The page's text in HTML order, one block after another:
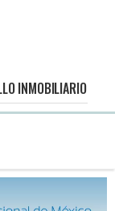
INMOBILIARIO